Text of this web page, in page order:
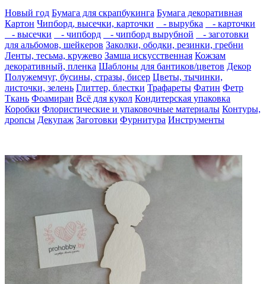
Новый год Бумага для скрапбукинга Бумага декоративная
Картон Чипборд, высечки, карточки - вырубка
- карточки
- высечки
- чипборд - чипборд вырубной
- заготовки
для альбомов, шейкеров Заколки, ободки, резинки, гребни
Ленты, тесьма, кружево Замша искусственная Кожзам
декоративный, пленка Шаблоны для бантиков/цветов Декор
Полужемчуг, бусины, стразы, бисер Цветы, тычинки,
листочки, зелень Глиттер, блестки Трафареты Фатин Фетр
Ткань Фоамиран Всё для кукол Кондитерская упаковка
Коробки Флористические и упаковочные материалы Контуры,
дропсы Декупаж Заготовки Фурнитура Инструменты